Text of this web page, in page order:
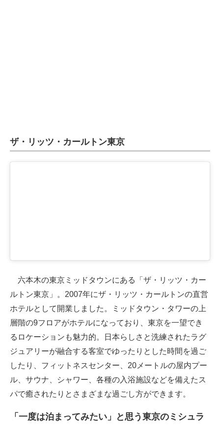
ザ・リッツ・カールトン東京
六本木の東京ミッドタウンにある「ザ・リッツ・カー
ルトン東京」。2007年にザ・リッツ・カールトンの直営
ホテルとして開業しました。ミッドタウン・タワーの上
層階の9フロアがホテルになっており、東京を一望でき
るロケーションも魅力的。日本らしさと洗練されたラグ
ジュアリーが融合する客室でゆったりとした時間を過ご
したり、フィットネスセンター、20メートルの屋内プー
ル、サウナ、シャワー、各種の入浴施設などを備えたス
パで癒されたりとさまざまな過ごし方ができます。
「一度は泊まってみたい」と思う東京のミシュラ